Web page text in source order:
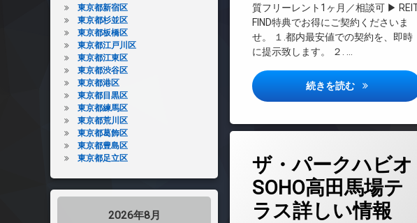
質フリーレント1ヶ月／相談可 ▶
FIND特典でお得にご契約くださいま
せ。 １.都内最安値での契約を、即時
に提示致します。 ２. …
続きを読む ザ・パーク
デザイナーズ
バイク置き場
ペット可
ラウンジ
内廊下
宅配ボックス
楽器可
駐車場
駐輪場
ザ・パークハビオ
SOHO高田馬場テ
ラス詳しい情報
24時間管理
(ザ・パークハビオ
東京都新宿区
東京都杉並区
東京都板橋区
東京都江戸川区
東京都江東区
東京都渋谷区
東京都港区
東京都目黒区
東京都練馬区
東京都荒川区
東京都葛飾区
東京都豊島区
東京都足立区
2026年8月